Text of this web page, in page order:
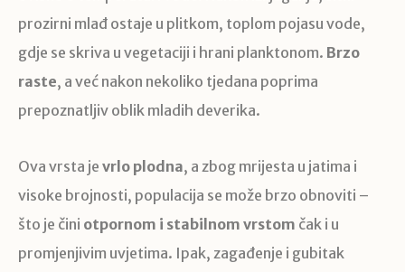
prozirni mlađ ostaje u plitkom, toplom pojasu vode,
gdje se skriva u vegetaciji i hrani planktonom. Brzo
raste, a već nakon nekoliko tjedana poprima
prepoznatljiv oblik mladih deverika.
Ova vrsta je vrlo plodna, a zbog mrijesta u jatima i
visoke brojnosti, populacija se može brzo obnoviti –
što je čini otpornom i stabilnom vrstom čak i u
promjenjivim uvjetima. Ipak, zagađenje i gubitak